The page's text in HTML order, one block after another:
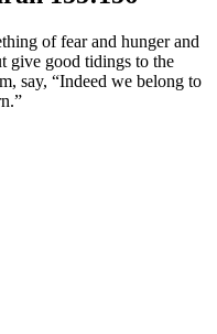
of fear and hunger and
give good tidings to the
say, “Indeed we belong to